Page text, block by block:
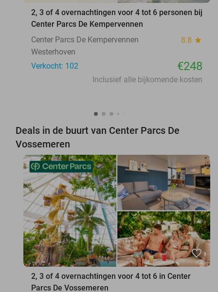
2, 3 of 4 overnachtingen voor 4 tot 6 personen bij
Center Parcs De Kempervennen
Center Parcs De Kempervennen
8.8 star
Westerhoven
Verkocht: 102
€248
Inclusief alle bijkomende kosten
Deals in de buurt van Center Parcs De
Vossemeren
favorite_border
2, 3 of 4 overnachtingen voor 4 tot 6 in Center
Parcs De Vossemeren